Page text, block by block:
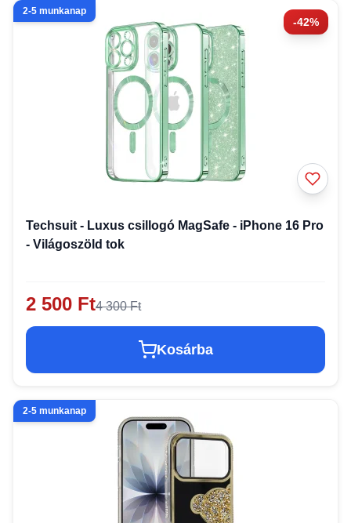
-42%
2-5 munkanap
Techsuit - Luxus csillogó MagSafe - iPhone 16 Pro
- Világoszöld tok
2 500 Ft4 300 Ft
Kosárba
2-5 munkanap